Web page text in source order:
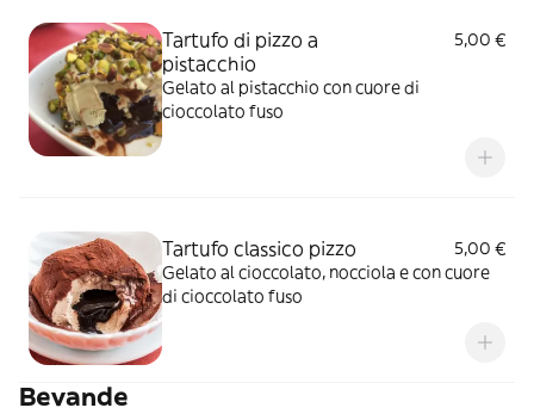
Tartufo di pizzo a
pistacchio
5,00 €
Gelato al pistacchio con cuore di
cioccolato fuso
Tartufo classico pizzo
5,00 €
Gelato al cioccolato, nocciola e con cuore
di cioccolato fuso
Bevande